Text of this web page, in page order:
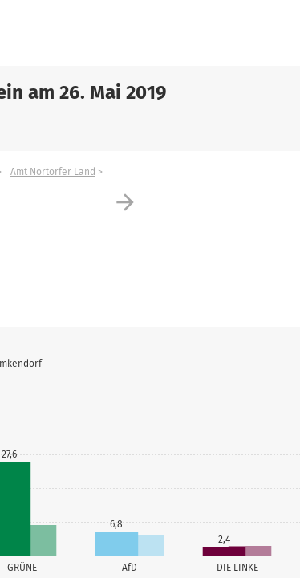
am 26. Mai 2019
arrow_forward
Amt Nortorfer Land
GRÜNE AfD DIE LINKE
27,6
6,8
2,4